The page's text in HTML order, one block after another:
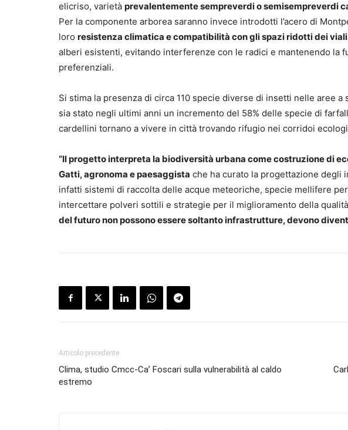
elicriso, varietà prevalentemente sempreverdi o semisempreverdi
Per la componente arborea saranno invece introdotti l’acero di
loro resistenza climatica e compatibilità con gli spazi ridotti dei viali
alberi esistenti, evitando interferenze con le radici e mantenendo la
preferenziali.
Si stima la presenza di circa 110 specie diverse di insetti nelle aree
sia stato negli ultimi anni un incremento del 58% delle specie di
cardellini tornano a vivere in città trovando rifugio nei corridoi
“Il progetto interpreta la biodiversità urbana come costruzione di
Gatti, agronoma e paesaggista che ha curato la progettazione degli
infatti sistemi di raccolta delle acque meteoriche, specie mellifere
intercettare polveri sottili e strategie per il miglioramento della
del futuro non possono essere soltanto infrastrutture, devono
Articolo precedente
Clima, studio Cmcc-Ca’ Foscari sulla vulnerabilità al caldo
estremo